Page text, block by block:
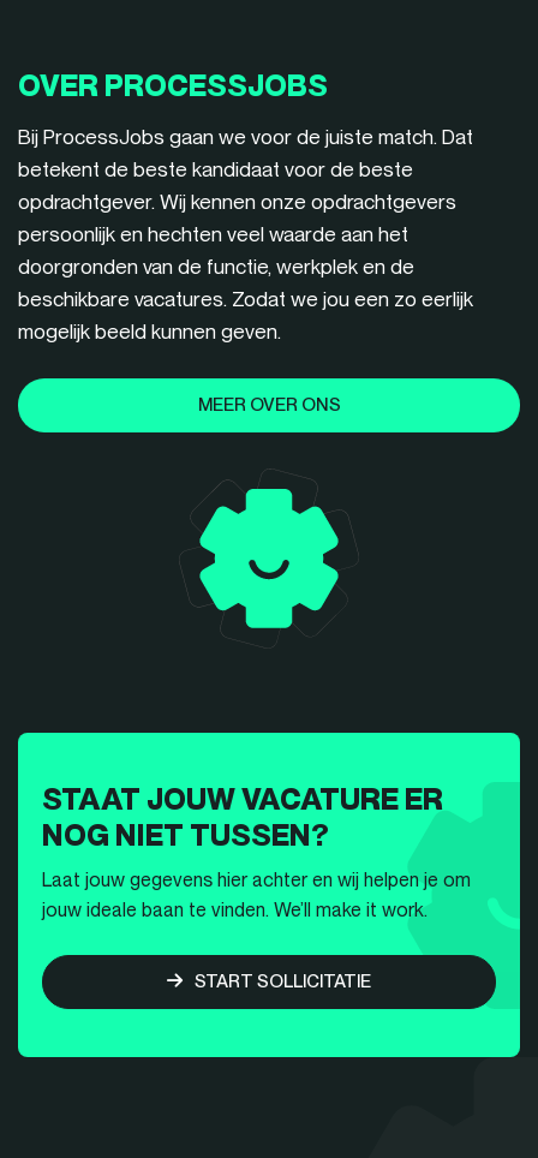
OVER PROCESSJOBS
Bij ProcessJobs gaan we voor de juiste match. Dat
betekent de beste kandidaat voor de beste
opdrachtgever. Wij kennen onze opdrachtgevers
persoonlijk en hechten veel waarde aan het
doorgronden van de functie, werkplek en de
beschikbare vacatures. Zodat we jou een zo eerlijk
mogelijk beeld kunnen geven.
MEER OVER ONS
STAAT JOUW VACATURE ER
NOG NIET TUSSEN?
Laat jouw gegevens hier achter en wij helpen je om
jouw ideale baan te vinden. We’ll make it work.
START SOLLICITATIE